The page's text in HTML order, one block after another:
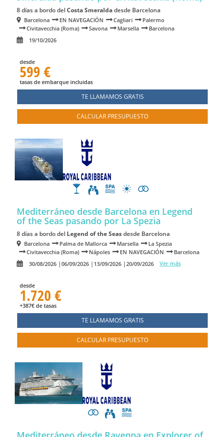
8 días a bordo delCosta Smeraldadesde Barcelona
Barcelona EN NAVEGACIÓN Cagliari
Palermo
Civitavecchia (Roma)
Savona Marsella
Barcelona
19/10/2026
desde
599 €
tasas de embarque incluidas
TE LLAMAMOS GRATIS
CALCULAR PRESUPUESTO
Mediterráneo desde Barcelona en Legend
of the Seas pasando por La Spezia
8 días a bordo del Legend of the Seasdesde Barcelona
Barcelona Palma de Mallorca Marsella
La Spezia
Civitavecchia (Roma)
Nápoles EN NAVEGACIÓN
Barcelona
30/08/2026
06/09/2026 13/09/2026 20/09/2026 Ver más
desde
1.720 €
+387€ de tasas
TE LLAMAMOS GRATIS
CALCULAR PRESUPUESTO